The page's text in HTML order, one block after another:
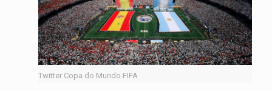
Twitter Copa do Mundo FIFA